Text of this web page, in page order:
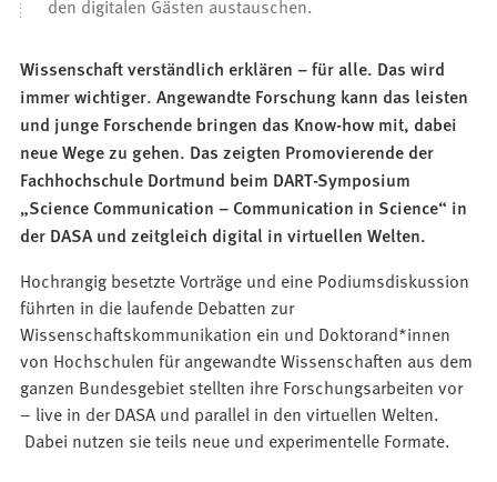
den digitalen Gästen austauschen.
Wissenschaft verständlich erklären – für alle. Das wird
immer wichtiger. Angewandte Forschung kann das leisten
und junge Forschende bringen das Know-how mit, dabei
neue Wege zu gehen. Das zeigten Promovierende der
Fachhochschule Dortmund beim DART-Symposium
„Science Communication – Communication in Science“ in
der DASA und zeitgleich digital in virtuellen Welten.
Hochrangig besetzte Vorträge und eine Podiumsdiskussion
führten in die laufende Debatten zur
Wissenschaftskommunikation ein und Doktorand*innen
von Hochschulen für angewandte Wissenschaften aus dem
ganzen Bundesgebiet stellten ihre Forschungsarbeiten vor
– live in der DASA und parallel in den virtuellen Welten.
Dabei nutzen sie teils neue und experimentelle Formate.